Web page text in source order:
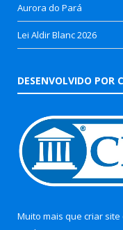
Aurora do Pará
Lei Aldir Blanc 2026
DESENVOLVIDO POR
Muito mais que criar site